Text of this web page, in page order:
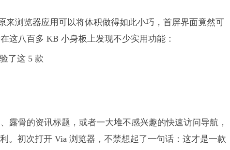
来浏览器应用可以将体积做得如此小巧，首屏界面竟然可
这八百多 KB 小身板上发现不少实用功能：
露骨的资讯标题，或者一大堆不感兴趣的快速访问导航，
。初次打开 Via 浏览器，不禁想起了一句话：这才是一款